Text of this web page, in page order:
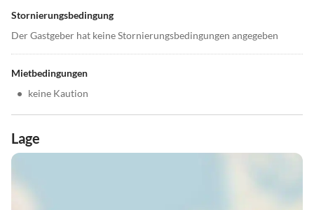
Stornierungsbedingung
Der Gastgeber hat keine Stornierungsbedingungen angegeben
Mietbedingungen
• keine Kaution
Lage